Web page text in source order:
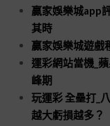
贏家娛樂城app
其時
贏家娛樂城遊戲
運彩網站當機_
峰期
玩運彩 全壘打_
越大虧損越多？